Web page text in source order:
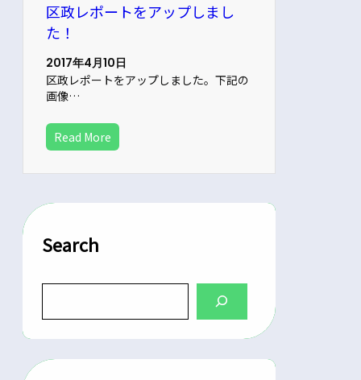
区政レポートをアップしまし
た！
2017年4月10日
区政レポートをアップしました。下記の
画像…
Read More
Search
a
c